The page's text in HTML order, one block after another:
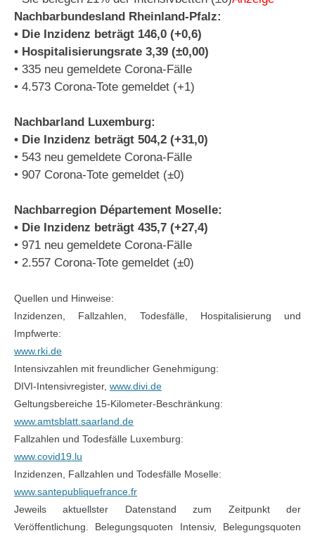
Nachbarbundesland Rheinland-Pfalz:
• Die Inzidenz beträgt 146,0 (+0,6)
• Hospitalisierungsrate 3,39 (±0,00)
• 335 neu gemeldete Corona-Fälle
• 4.573 Corona-Tote gemeldet (+1)
Nachbarland Luxemburg:
• Die Inzidenz beträgt 504,2 (+31,0)
• 543 neu gemeldete Corona-Fälle
• 907 Corona-Tote gemeldet (±0)
Nachbarregion Département Moselle:
• Die Inzidenz beträgt 435,7 (+27,4)
• 971 neu gemeldete Corona-Fälle
• 2.557 Corona-Tote gemeldet (±0)
Quellen und Hinweise:
Inzidenzen, Fallzahlen, Todesfälle, Hospitalisierung und
Impfwerte:
www.rki.de
Intensivzahlen mit freundlicher Genehmigung:
DIVI-Intensivregister, www.divi.de
Geltungsbereiche 15-Kilometer-Beschränkung:
www.amtsblatt.saarland.de
Fallzahlen und Todesfälle Luxemburg:
www.covid19.lu
Inzidenzen, Fallzahlen und Todesfälle Moselle:
www.santepubliquefrance.fr
Jeweils aktuellster Datenstand zum Zeitpunkt der
Veröffentlichung. Belegungsquoten Intensiv, Belegungsquoten